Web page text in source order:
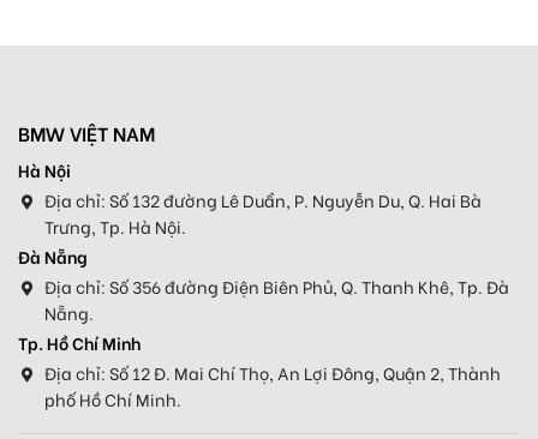
BMW VIỆT NAM
Hà Nội
Địa chỉ:Số 132 đường Lê Duẩn, P. Nguyễn Du, Q. Hai Bà
Trưng, Tp. Hà Nội.
Đà Nẵng
Địa chỉ:Số 356 đường Điện Biên Phủ, Q. Thanh Khê, Tp. Đà
Nẵng.
Tp. Hồ Chí Minh
Địa chỉ:Số 12 Đ. Mai Chí Thọ, An Lợi Đông, Quận 2, Thành
phố Hồ Chí Minh.